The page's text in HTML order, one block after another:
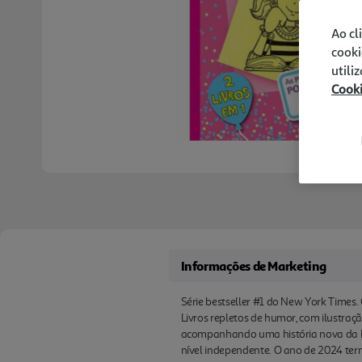
Informações de Marketing
Série bestseller #1 do New York
Livros repletos de humor, com
acompanhando uma história nova da
nível independente. O ano de 2024
Ao